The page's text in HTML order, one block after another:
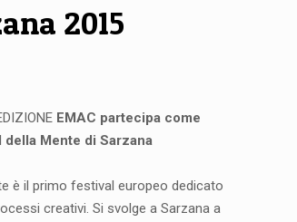
2015
EMAC partecipa come
della Mente di Sarzana
è il primo festival europeo dedicato
creativi. Si svolge a Sarzana a